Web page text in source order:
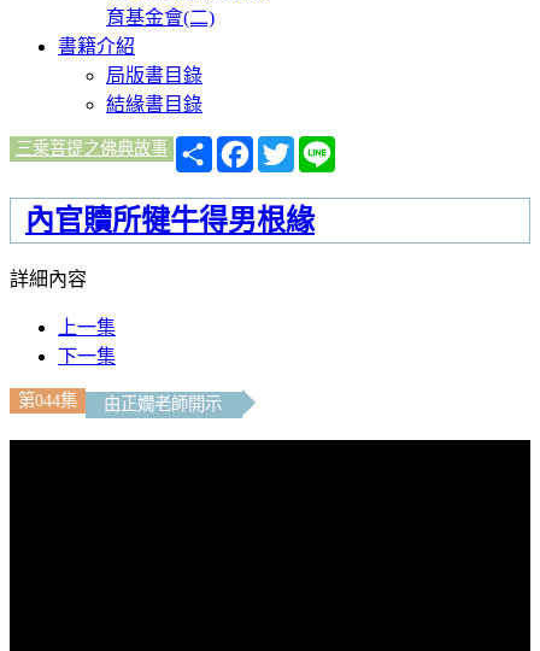
育基金會(二)
書籍介紹
局版書目錄
結緣書目錄
三乘菩提之佛典故事
分
享
Facebook
Twitter
內官贖所犍牛得男根緣
詳細內容
上一集
下一集
第044集 由正嫺老師開示